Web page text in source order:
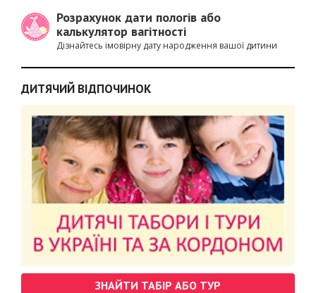
Розрахунок дати пологів або
калькулятор вагітності
Дізнайтесь імовірну дату народження вашої дитини
ДИТЯЧИЙ ВІДПОЧИНОК
ЗНАЙТИ ТАБІР АБО ТУР